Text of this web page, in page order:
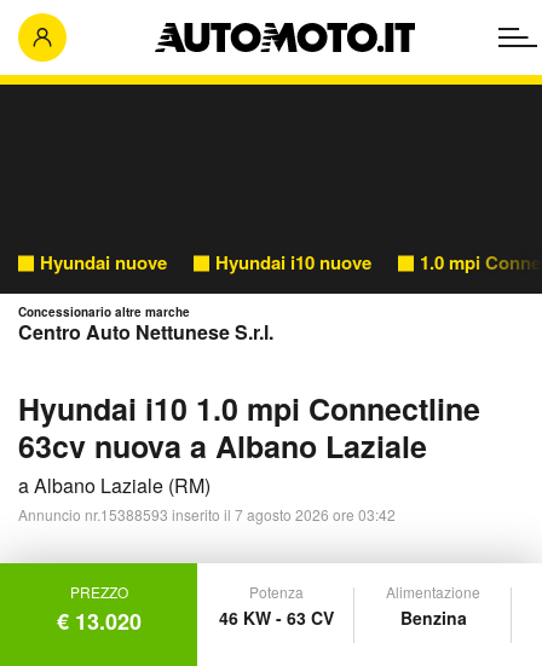
Hyundai nuove Hyundai i10 nuove 1.0 mpi
Hyundai i10 1.0 mpi Connectline
63cv nuova a Albano Laziale
a Albano Laziale (RM)
Annuncio nr.15388593 inserito il 7 agosto 2026 ore 03:42
Concessionario altre marche
Centro Auto Nettunese S.r.l.
PREZZO
€ 13.020
Potenza
46 KW - 63 CV
Alimentazione
Benzina